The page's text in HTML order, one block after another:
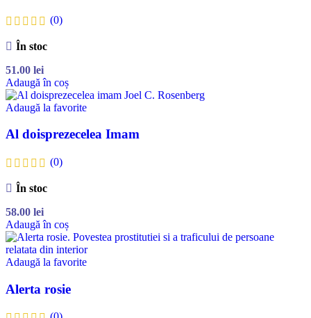
(0)
În stoc
51.00 lei
Adaugă în coș
Adaugă la favorite
Al doisprezecelea Imam
(0)
În stoc
58.00 lei
Adaugă în coș
Adaugă la favorite
Alerta rosie